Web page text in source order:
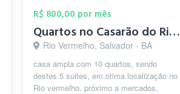
R$ 800,00 por mês
Quartos no Casarão do Rio Vermelho
Rio Vermelho, Salvador - BA
casa ampla com 10 quartos, sendo
destes 5 suites, em.otima localização no
Rio vermelho. próximo a mercados,